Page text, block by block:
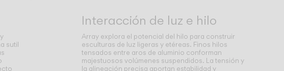
sutil
Interacción de luz e hilo
Array explora el potencial del hilo para construir
esculturas de luz ligeras y etéreas. Finos hilos
tensados entre aros de aluminio conforman
majestuosos volúmenes suspendidos. La tensión y
la alineación precisa aportan estabilidad y